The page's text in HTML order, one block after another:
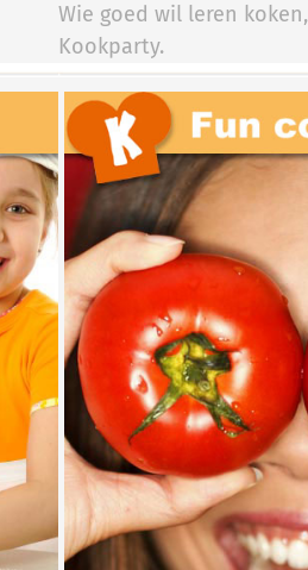
Wie goed wil leren
Kookparty.​​​​